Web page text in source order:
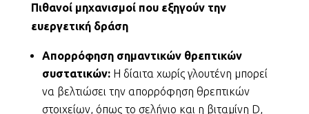
Πιθανοί μηχανισμοί που εξηγούν την
ευεργετική δράση
Απορρόφηση σημαντικών θρεπτικών
συστατικών:Η δίαιτα χωρίς γλουτένη μπορεί
να βελτιώσει την απορρόφηση θρεπτικών
στοιχείων, όπως το σελήνιο και η βιταμίνη D,